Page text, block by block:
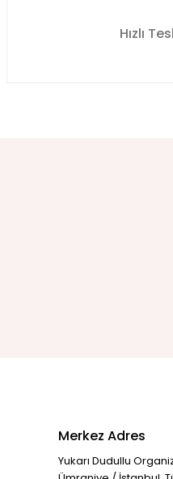
Hızlı
Merkez Adres
Yukarı Dudullu